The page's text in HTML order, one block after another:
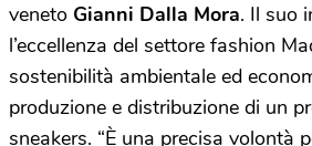
veneto Gianni Dalla Mora. Il suo
l’eccellenza del settore fashion
sostenibilità ambientale ed
produzione e distribuzione di un
sneakers. “È una precisa volontà